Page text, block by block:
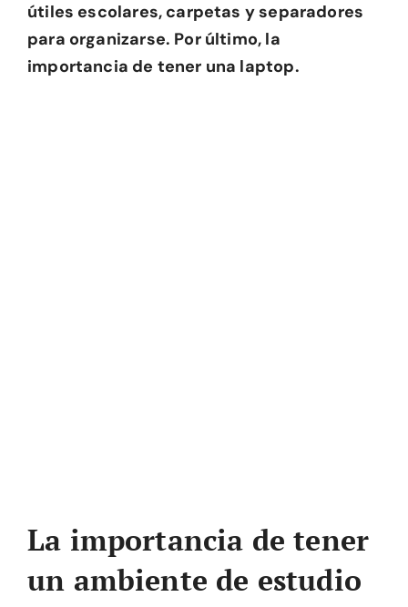
útiles escolares, carpetas y separadores
para organizarse. Por último, la
importancia de tener una laptop.
La importancia de tener
un ambiente de estudio